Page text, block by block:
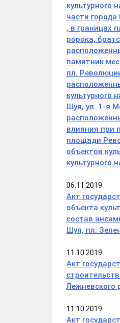
культурного
части города
, в границах
ророка,
памятник
пл.
культурного
Шуя, ул. 1-я
влияния при
площади
объектов
культурного
06.11.2019
Акт
объекта
состав
Шуя, пл.
11.10.2019
Акт
Лежневского
11.10.2019
Акт